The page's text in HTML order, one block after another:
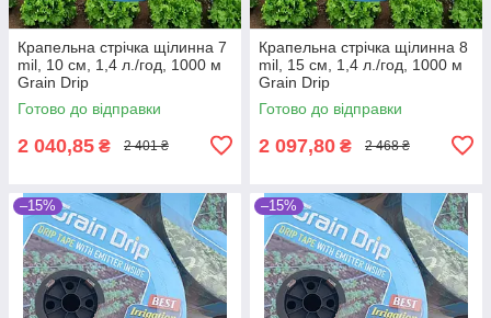
Крапельна стрічка щілинна 7
mil, 10 см, 1,4 л./год, 1000 м
Grain Drip
Готово до відправки
2 040,85 ₴ 2 401 ₴
Крапельна стрічка щілинна 8
mil, 15 см, 1,4 л./год, 1000 м
Grain Drip
Готово до відправки
2 097,80 ₴ 2 468 ₴
–15% –15%